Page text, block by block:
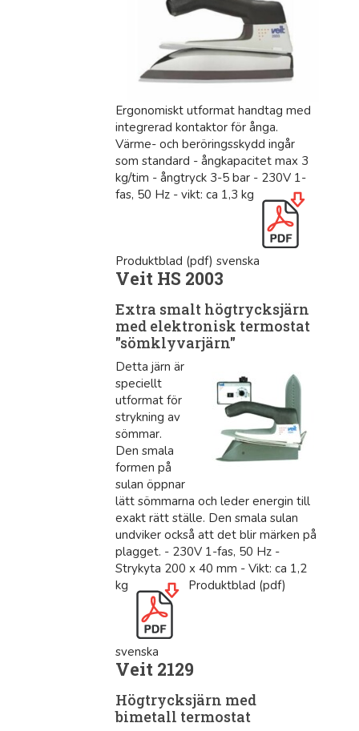
Ergonomiskt utformat handtag med
integrerad kontaktor för ånga.
Värme- och beröringsskydd ingår
som standard - ångkapacitet max 3
kg/tim - ångtryck 3-5 bar - 230V 1-
fas, 50 Hz - vikt: ca 1,3 kg
Produktblad (pdf) svenska
Veit HS 2003
Extra smalt högtrycksjärn
med elektronisk termostat
"sömklyvarjärn"
Detta järn är
speciellt
utformat för
strykning av
sömmar.
Den smala
formen på
sulan öppnar
lätt sömmarna och leder energin till
exakt rätt ställe. Den smala sulan
undviker också att det blir märken på
plagget. - 230V 1-fas, 50 Hz -
Strykyta 200 x 40 mm - Vikt: ca 1,2
kg
Produktblad (pdf)
svenska
Veit 2129
Högtrycksjärn med
bimetall termostat